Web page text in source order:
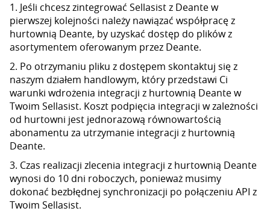
1. Jeśli chcesz zintegrować Sellasist z Deante w
pierwszej kolejności należy nawiązać współpracę z
hurtownią Deante, by uzyskać dostęp do plików z
asortymentem oferowanym przez Deante.
2. Po otrzymaniu pliku z dostępem skontaktuj się z
naszym działem handlowym, który przedstawi Ci
warunki wdrożenia integracji z hurtownią Deante w
Twoim Sellasist. Koszt podpięcia integracji w zależności
od hurtowni jest jednorazową równowartością
abonamentu za utrzymanie integracji z hurtownią
Deante.
3. Czas realizacji zlecenia integracji z hurtownią Deante
wynosi do 10 dni roboczych, ponieważ musimy
dokonać bezbłędnej synchronizacji po połączeniu API z
Twoim Sellasist.